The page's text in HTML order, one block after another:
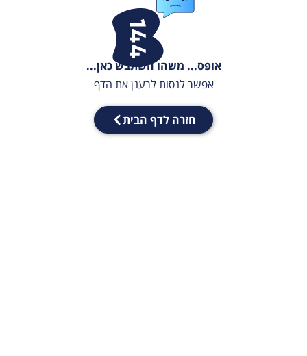
אופס... משהו השתבש כאן...
אפשר לנסות לרענן את הדף
חזרה לדף הבית